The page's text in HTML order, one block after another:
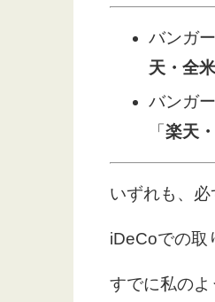
バンガ
天・全
バンガ
「楽天
いずれも、
iDeCoでの取
すでに私の